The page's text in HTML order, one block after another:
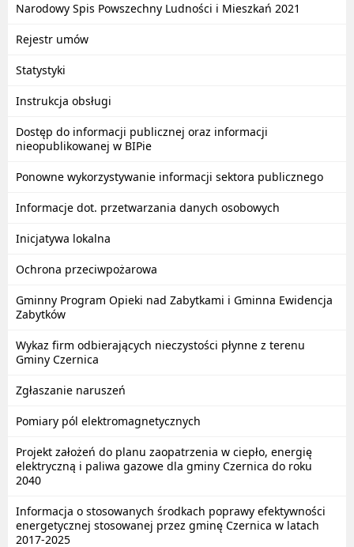
Narodowy Spis Powszechny Ludności i Mieszkań 2021
Rejestr umów
Statystyki
Instrukcja obsługi
Dostęp do informacji publicznej oraz informacji
nieopublikowanej w BIPie
Ponowne wykorzystywanie informacji sektora publicznego
Informacje dot. przetwarzania danych osobowych
Inicjatywa lokalna
Ochrona przeciwpożarowa
Gminny Program Opieki nad Zabytkami i Gminna Ewidencja
Zabytków
Wykaz firm odbierających nieczystości płynne z terenu
Gminy Czernica
Zgłaszanie naruszeń
Pomiary pól elektromagnetycznych
Projekt założeń do planu zaopatrzenia w ciepło, energię
elektryczną i paliwa gazowe dla gminy Czernica do roku
2040
Informacja o stosowanych środkach poprawy efektywności
energetycznej stosowanej przez gminę Czernica w latach
2017-2025